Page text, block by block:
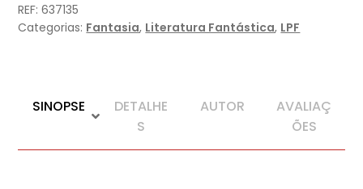
REF:637135
Categorias: Fantasia, Literatura Fantástica, LPF
SINOPSE
DETALHE
S
AUTOR
AVALIAÇ
ÕES